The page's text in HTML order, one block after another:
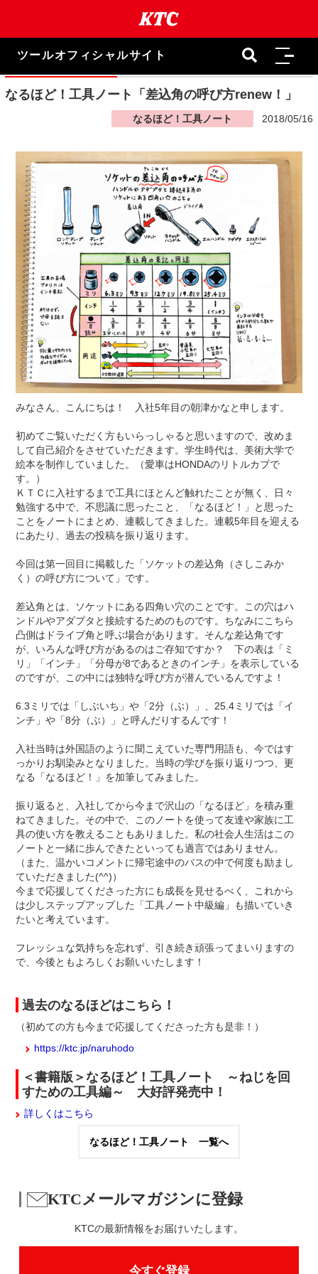
ま
キ
ッ
ツールオフィシャルサイト
なるほど！工具ノート「差込角の呼び方renew！」
なるほど！工具ノート 2018/05/16
みなさん、こんにちは！ 入社5年目の朝津かなと申します。
初めてご覧いただく方もいらっしゃると思いますので、改めま
して自己紹介をさせていただきます。学生時代は、美術大学で
絵本を制作していました。（愛車はHONDAのリトルカブで
す。）
ＫＴＣに入社するまで工具にほとんど触れたことが無く、日々
勉強する中で、不思議に思ったこと、「なるほど！」と思った
ことをノートにまとめ、連載してきました。連載5年目を迎える
にあたり、過去の投稿を振り返ります。
今回は第一回目に掲載した「ソケットの差込角（さしこみか
く）の呼び方について」です。
差込角とは、ソケットにある四角い穴のことです。この穴はハ
ンドルやアダプタと接続するためのものです。ちなみにこちら
凸側はドライブ角と呼ぶ場合があります。そんな差込角です
が、いろんな呼び方があるのはご存知ですか？ 下の表は「ミ
リ」「インチ」「分母が8であるときのインチ」を表示している
のですが、この中には独特な呼び方が潜んでいるんですよ！
6.3ミリでは「しぶいち」や「2分（ぶ）」、25.4ミリでは「イ
ンチ」や「8分（ぶ）」と呼んだりするんです！
入社当時は外国語のように聞こえていた専門用語も、今ではす
っかりお馴染みとなりました。当時の学びを振り返りつつ、更
なる「なるほど！」を加筆してみました。
振り返ると、入社してから今まで沢山の「なるほど」を積み重
ねてきました。その中で、このノートを使って友達や家族に工
具の使い方を教えることもありました。私の社会人生活はこの
ノートと一緒に歩んできたといっても過言ではありません。
（また、温かいコメントに帰宅途中のバスの中で何度も励まし
ていただきました(^^)）
今まで応援してくださった方にも成長を見せるべく、これから
は少しステップアップした「工具ノート中級編」も描いていき
たいと考えています。
フレッシュな気持ちを忘れず、引き続き頑張ってまいりますの
で、今後ともよろしくお願いいたします！
過去のなるほどはこちら！
（初めての方も今まで応援してくださった方も是非！）
https://ktc.jp/naruhodo
＜書籍版＞なるほど！工具ノート ～ねじを回
すための工具編～ 大好評発売中！
詳しくはこちら
なるほど！工具ノート 一覧へ
KTCメールマガジンに登録
KTCの最新情報をお届けいたします。
今すぐ登録